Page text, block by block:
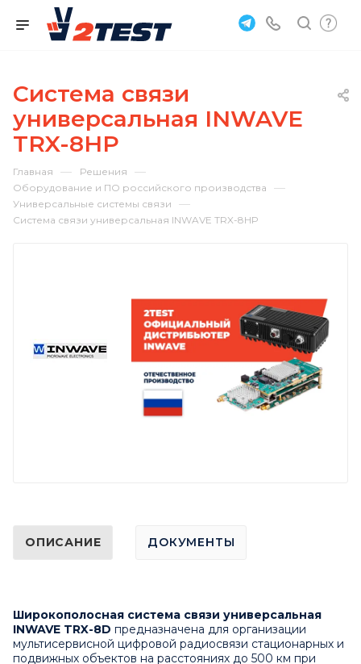
Система связи
универсальная INWAVE
TRX-8HP
Главная — Решения —
Оборудование и ПО российского производства —
Универсальные системы связи —
Система связи универсальная INWAVE TRX-8HP
ОПИСАНИЕ ДОКУМЕНТЫ
Широкополосная система связи универсальная
INWAVE TRX-8D предназначена для организации
мультисервисной цифровой радиосвязи стационарных и
подвижных объектов на расстояниях до 500 км при